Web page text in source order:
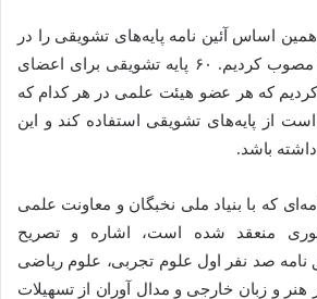
اساس آئین نامه پایه‌های تشویقی را در
هیئت امنای دانشگاه‌ها مصوب کردیم. ۶۰ پایه تشویقی برای اعضای
که هر عضو هیئت علمی در هر کدام که
از پایه‌های تشویقی استفاده کند و این
داشته باشد.
که با بنیاد ملی نخبگان و معاونت علمی
منعقد شده است، اشاره و تصریح
نامه صد نفر اول علوم تجربی، علوم ریاضی
انسانی و ۵۰ نفر هنر و زبان خارجی و مدال آوران از تسهیلات